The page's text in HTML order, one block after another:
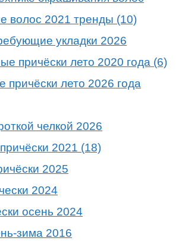
укладки 2026
лето 2026 года
челкой 2026
2025
осень 2024